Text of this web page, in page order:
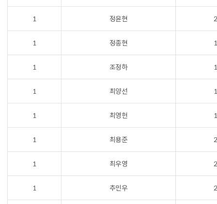
1 정윤현
1 정종현
1 조정하
1 최양선
1 최영헌
1 최용준
1 최우영
1 추민우